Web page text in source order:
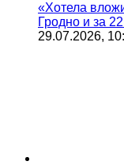
«Хотела
Гродно и за
29.07.2026,